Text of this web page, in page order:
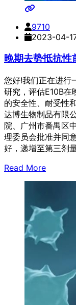
9710
2023-04-
晚期去势抵抗性
您好!我们正在进行
研究，评估E10B在
的安全性、耐受性
达博生物制品有限
院、广州市番禺区
理委员会批准并同
好，递增至第三剂
Read More